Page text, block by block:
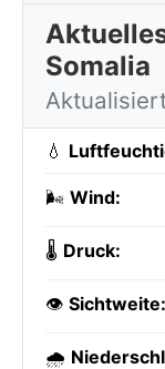
Somalia
💧
🌬️ Wind:
🌡️ Druck:
👁️ Sichtweite:
🌧️